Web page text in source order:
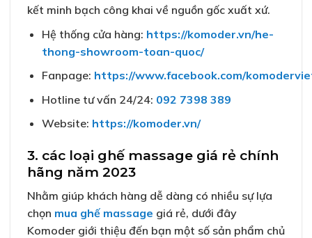
kết minh bạch công khai về nguồn gốc xuất xứ.
Hệ thống cửa hàng: https://komoder.vn/he-
thong-showroom-toan-quoc/
Fanpage: https://www.facebook.com/
Hotline tư vấn 24/24: 092 7398 389
Website: https://komoder.vn/
3. các loại ghế massage giá rẻ chính
hãng năm 2023
Nhằm giúp khách hàng dễ dàng có nhiều sự lựa
chọn mua ghế massage giá rẻ, dưới đây
Komoder giới thiệu đến bạn một số sản phẩm chủ